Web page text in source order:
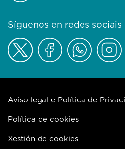
Síguenos en redes sociais
Aviso legal e Política de
Política de cookies
Xestión de cookies